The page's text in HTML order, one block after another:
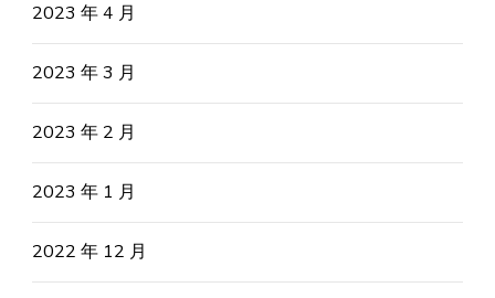
2023 年 4 月
2023 年 3 月
2023 年 2 月
2023 年 1 月
2022 年 12 月